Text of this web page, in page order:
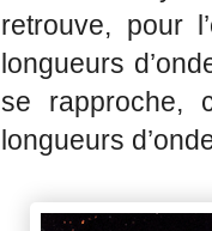
retrouve, pour
longueurs
se rapproche,
longueurs